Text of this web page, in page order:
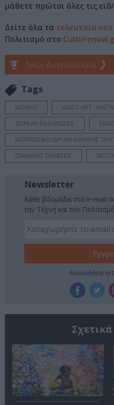
μάθετε πρώτοι όλες τις
Δείτε όλα τα τελευταία νέα
Πολιτισμό στο
Νέοι Διαγωνισμοί ❯
Tags
MOMUS
VIDEO ART -
ΔΩΡΕΑΝ ΕΚΔΗΛΩΣΕΙΣ
ΜΟΡΦΩΤΙΚΟ ΙΔΡΥΜΑ ΕΘΝΙΚΗΣ
ΟΜΑΔΙΚΕΣ ΕΚΘΕΣΕΙΣ
Newsletter
Κάθε βδομάδα στο e-mail
την Τέχνη και τον
Ακολουθήστε το